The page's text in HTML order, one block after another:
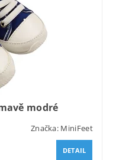
modré
Značka: MiniFeet
DETAIL